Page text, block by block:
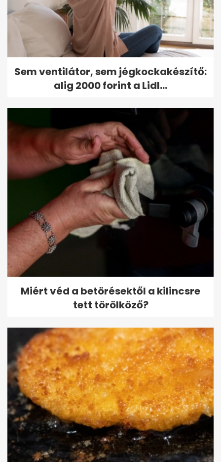
Sem ventilátor, sem jégkockakészítő:
alig 2000 forint a Lidl...
Miért véd a betörésektől a kilincsre
tett törölköző?